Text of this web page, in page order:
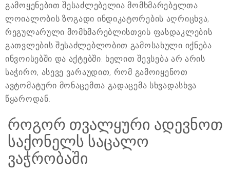
გამოყენებით შესაძლებელია მომხმარებელთა
ლოიალობის ზოგადი ინდიკატორების აღრიცხვა,
რეგულარული მომხმარებლისთვის ფასდაკლების
გათვლების შესაძლებლობით გამოსახული იქნება
ინვოისებში და აქტებში. ხელით შევსება არ არის
საჭირო, ასევე ვარაუდით, რომ გამოიყენოთ
ავტომატური მონაცემთა გადაცემა სხვადასხვა
წყაროდან.
როგორ თვალყური ადევნოთ
საქონელს საცალო
ვაჭრობაში